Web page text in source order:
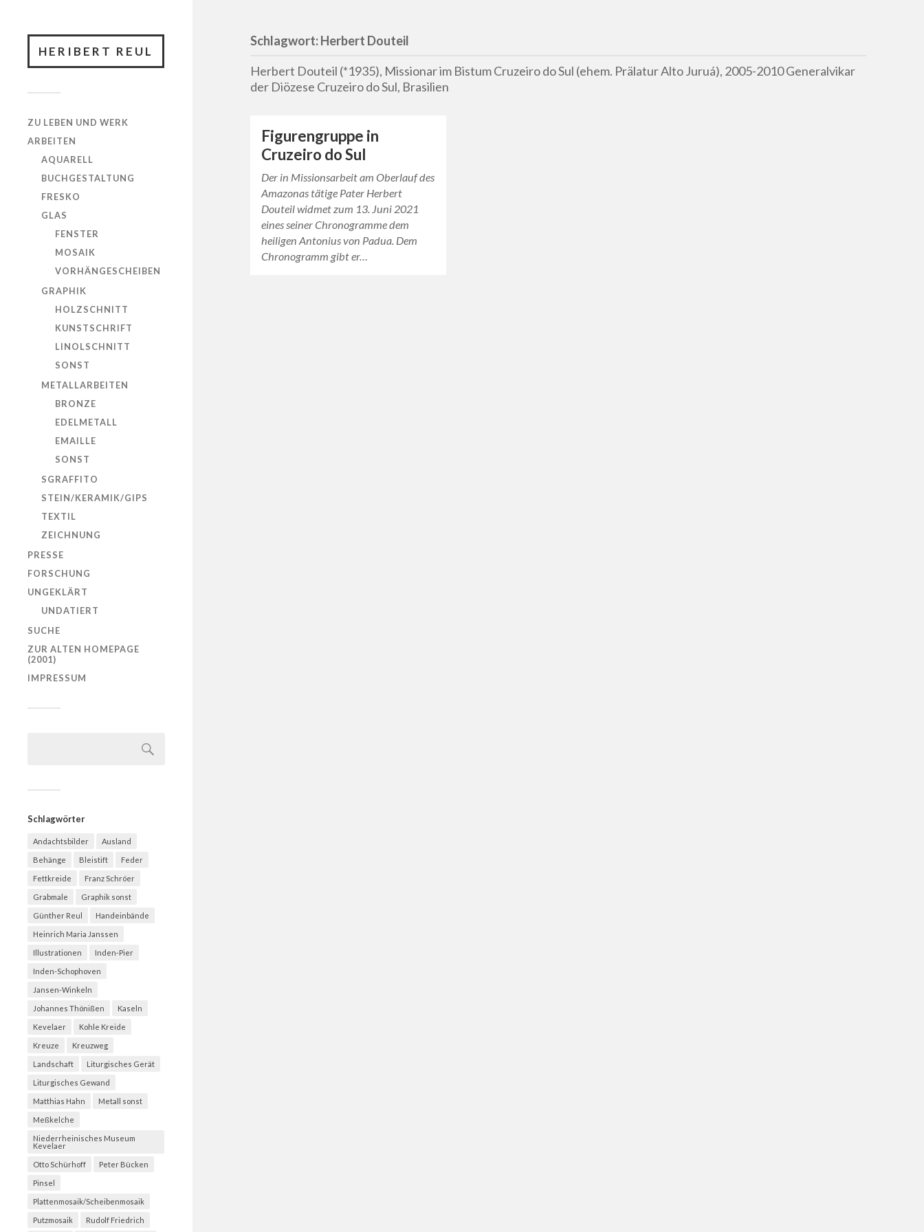
HERIBERT REUL
ZU LEBEN UND WERK
ARBEITEN
AQUARELL
BUCHGESTALTUNG
FRESKO
GLAS
FENSTER
MOSAIK
VORHÄNGESCHEIBEN
GRAPHIK
HOLZSCHNITT
KUNSTSCHRIFT
LINOLSCHNITT
SONST
METALLARBEITEN
BRONZE
EDELMETALL
EMAILLE
SONST
SGRAFFITO
STEIN/KERAMIK/GIPS
TEXTIL
ZEICHNUNG
PRESSE
FORSCHUNG
UNGEKLÄRT
UNDATIERT
SUCHE
ZUR ALTEN HOMEPAGE
(2001)
IMPRESSUM
Schlagwörter
Andachtsbilder Ausland
Behänge Bleistift Feder
Fettkreide Franz Schröer
Grabmale Graphik sonst
Günther Reul Handeinbände
Heinrich Maria Janssen
Illustrationen Inden-Pier
Inden-Schophoven
Jansen-Winkeln
Johannes Thönißen Kaseln
Kevelaer Kohle Kreide
Kreuze Kreuzweg
Landschaft Liturgisches Gerät
Liturgisches Gewand
Matthias Hahn Metall sonst
Meßkelche
Niederrheinisches Museum
Kevelaer
Otto Schürhoff Peter Bücken
Pinsel
Plattenmosaik/Scheibenmosaik
Putzmosaik Rudolf Friedrich
Schlagwort:Herbert Douteil
Herbert Douteil (*1935), Missionar im Bistum Cruzeiro do Sul (ehem. Prälatur Alto Juruá), 2005-2010 Generalvikar
der Diözese Cruzeiro do Sul, Brasilien
Figurengruppe in
Cruzeiro do Sul
Der in Missionsarbeit am Oberlauf des
Amazonas tätige Pater Herbert
Douteil widmet zum 13. Juni 2021
eines seiner Chronogramme dem
heiligen Antonius von Padua. Dem
Chronogramm gibt er…